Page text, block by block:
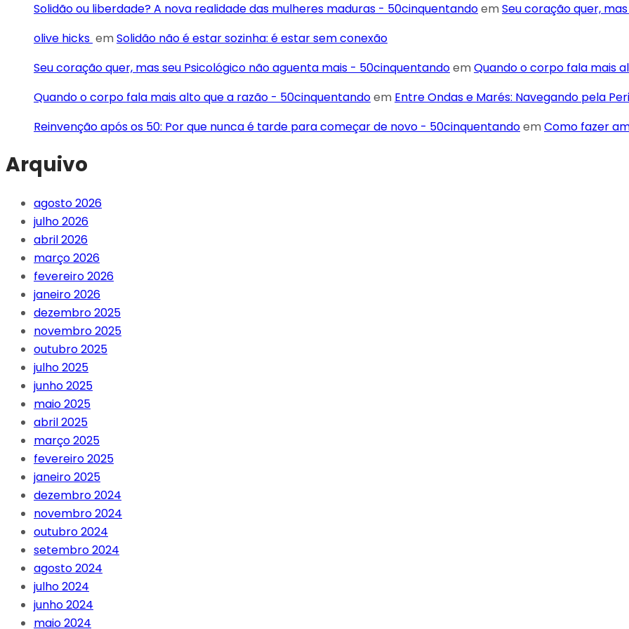
Solidão ou liberdade? A nova realidade das mulheres maduras - 50cinquentandoemSeu coração quer,
olive hicks emSolidão não é estar sozinha: é estar sem conexão
Seu coração quer, mas seu Psicológico não aguenta mais - 50cinquentandoemQuando o corpo fala mais
Quando o corpo fala mais alto que a razão - 50cinquentandoem Entre Ondas e Marés: Navegando pela
Reinvenção após os 50: Por que nunca é tarde para começar de novo - 50cinquentandoemComo fazer
Arquivo
agosto 2026
julho 2026
abril 2026
março 2026
fevereiro 2026
janeiro 2026
dezembro 2025
novembro 2025
outubro 2025
julho 2025
junho 2025
maio 2025
abril 2025
março 2025
fevereiro 2025
janeiro 2025
dezembro 2024
novembro 2024
outubro 2024
setembro 2024
agosto 2024
julho 2024
junho 2024
maio 2024